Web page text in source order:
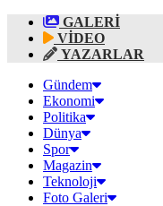
GALERİ
VİDEO
YAZARLAR
Gündem
Ekonomi
Politika
Dünya
Spor
Magazin
Teknoloji
Foto Galeri